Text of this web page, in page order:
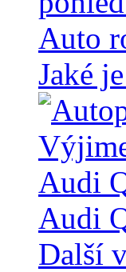
Jaké
Audi
Další